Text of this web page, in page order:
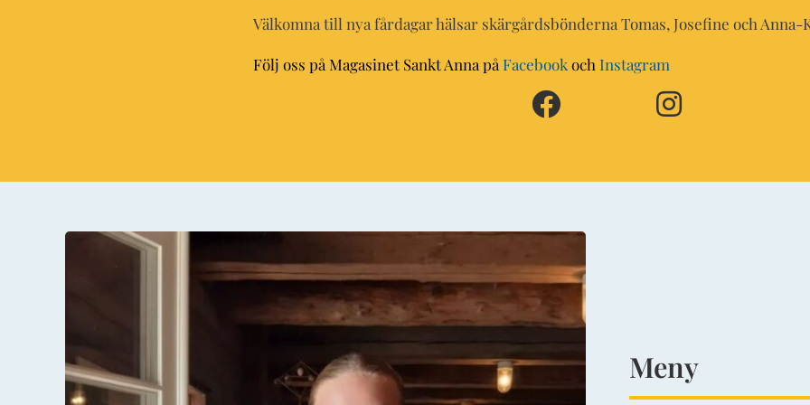
Välkomna till nya fårdagar hälsar skärgårdsbönderna Tomas, Josefine och Anna-
Följ oss på Magasinet Sankt Anna på Facebookoch Instagram
Meny